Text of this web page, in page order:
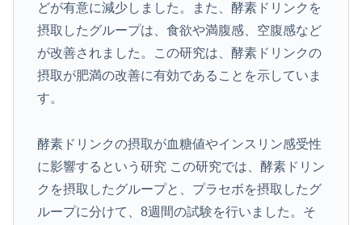
どが有意に減少しました。また、酵素ドリンクを
摂取したグループは、食欲や満腹感、空腹感など
が改善されました。この研究は、酵素ドリンクの
摂取が肥満の改善に有効であることを示していま
す。
酵素ドリンクの摂取が血糖値やインスリン感受性
に影響するという研究 この研究では、酵素ドリン
クを摂取したグループと、プラセボを摂取したグ
ループに分けて、8週間の試験を行いました。そ